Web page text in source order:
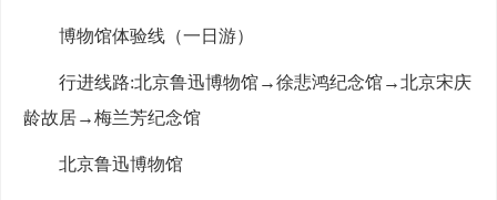
博物馆体验线（一日游）
行进线路:北京鲁迅博物馆→徐悲鸿纪念馆→北京宋庆
龄故居→梅兰芳纪念馆
北京鲁迅博物馆